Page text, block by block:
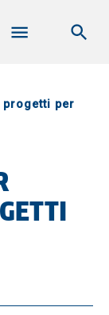
progetti per